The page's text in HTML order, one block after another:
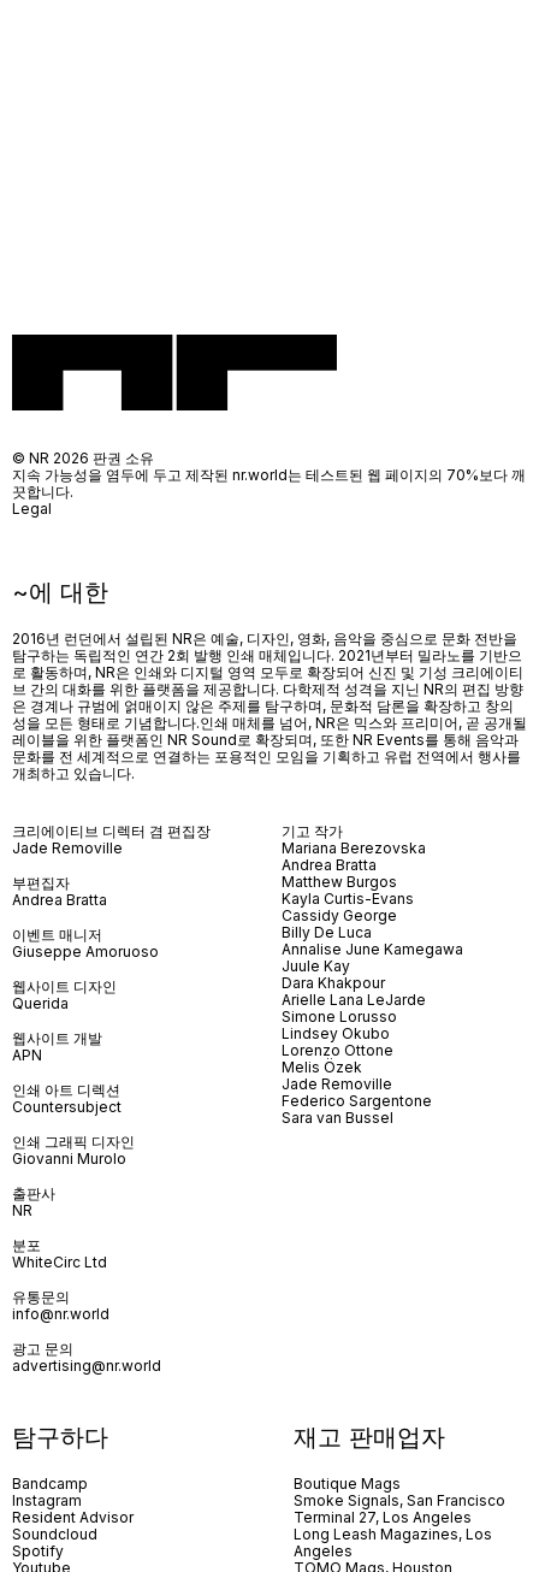
~에 대한
2016년 런던에서 설립된 NR은 예술, 디자인, 영화, 음악을 중심으로 문화 전반을
탐구하는 독립적인 연간 2회 발행 인쇄 매체입니다. 2021년부터 밀라노를 기반으
로 활동하며, NR은 인쇄와 디지털 영역 모두로 확장되어 신진 및 기성 크리에이티
브 간의 대화를 위한 플랫폼을 제공합니다. 다학제적 성격을 지닌 NR의 편집 방향
은 경계나 규범에 얽매이지 않은 주제를 탐구하며, 문화적 담론을 확장하고 창의
성을 모든 형태로 기념합니다.인쇄 매체를 넘어, NR은 믹스와 프리미어, 곧 공개될
레이블을 위한 플랫폼인 NR Sound 로 확장되며, 또한 NR Events를 통해 음악과
문화를 전 세계적으로 연결하는 포용적인 모임을 기획하고 유럽 전역에서 행사를
개최하고 있습니다.
크리에이티브 디렉터 겸 편집장
Jade Removille
부편집자
Andrea Bratta
이벤트 매니저
Giuseppe Amoruoso
웹사이트 디자인
Querida
웹사이트 개발
APN
인쇄 아트 디렉션
Countersubject
인쇄 그래픽 디자인
Giovanni Murolo
출판사
NR
분포
WhiteCirc Ltd
유통문의
info@nr.world
광고 문의
advertising@nr.world
기고 작가
Mariana Berezovska
Andrea Bratta
Matthew Burgos
Kayla Curtis-Evans
Cassidy George
Billy De Luca
Annalise June Kamegawa
Juule Kay
Dara Khakpour
Arielle Lana LeJarde
Simone Lorusso
Lindsey Okubo
Lorenzo Ottone
Melis Özek
Jade Removille
Federico Sargentone
Sara van Bussel
탐구하다
Bandcamp
Instagram
Resident Advisor
Soundcloud
Spotify
Youtube
재고 판매업자
Boutique Mags
Smoke Signals, San Francisco
Terminal 27, Los Angeles
Long Leash Magazines, Los
Angeles
TOMO Mags, Houston
© NR 2026 판권 소유
지속 가능성을 염두에 두고 제작된 nr.world는 테스트된 웹 페이지의 70%보다 깨
끗합니다.
Legal